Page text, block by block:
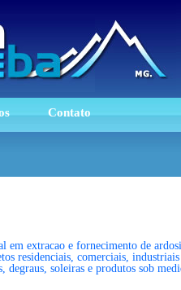
Contato
em extracao e fornecimento de
residenciais, comerciais,
degraus, soleiras e produtos sob